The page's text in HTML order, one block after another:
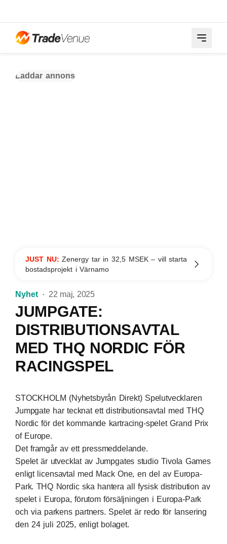
Laddar annons
JUST NU:Zenergy tar in 32,5 MSEK – vill starta
bostadsprojekt i Värnamo
Nyhet 22 maj, 2025
JUMPGATE:
DISTRIBUTIONSAVTAL
MED THQ NORDIC FÖR
RACINGSPEL
STOCKHOLM (Nyhetsbyrån Direkt) Spelutvecklaren
Jumpgate har tecknat ett distributionsavtal med THQ
Nordic för det kommande kartracing-spelet Grand Prix
of Europe.
Det framgår av ett pressmeddelande.
Spelet är utvecklat av Jumpgates studio Tivola Games
enligt licensavtal med Mack One, en del av Europa-
Park. THQ Nordic ska hantera all fysisk distribution av
spelet i Europa, förutom försäljningen i Europa-Park
och via parkens partners. Spelet är redo för lansering
den 24 juli 2025, enligt bolaget.